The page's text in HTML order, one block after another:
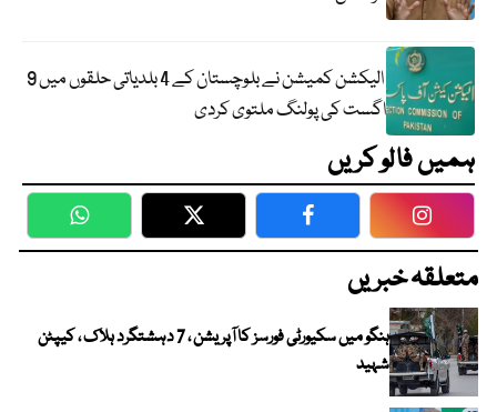
الیکشن کمیشن نے بلوچستان کے 4 بلدیاتی حلقوں میں 9
اگست کی پولنگ ملتوی کردی
ہمیں فالو کریں
WhatsApp Twitter Facebook
متعلقہ خبریں
ہنگو میں سکیورٹی فورسز کا آپریشن ، 7 دہشتگرد ہلاک ، کیپٹن
شہید